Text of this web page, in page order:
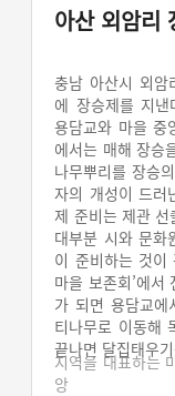
아산 외암리
충남 아산시 외암
에 장승제를 지
용담교와 마을 중
에서는 매해 장승
나무뿌리를 장승
자의 개성이 드러
제 준비는 제관
대부분 시와 문화
이 준비하는 것이
마을 보존회’에서
가 되면 용담교
티나무로 이동해
끝나면 달집태우
지역을 대표하는
앙